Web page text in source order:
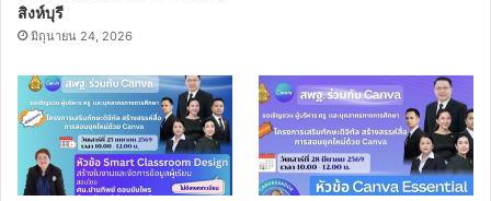
สิงห์บุรี
มิถุนายน 24, 2026